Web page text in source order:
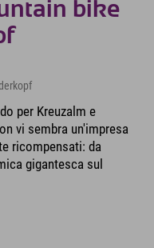
bike
per Kreuzalm e
vi sembra un'impresa
ricompensati: da
gigantesca sul